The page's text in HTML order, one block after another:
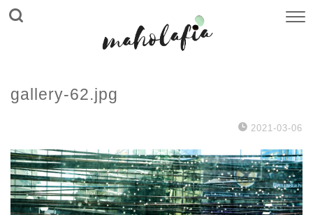
gallery-62.jpg
2021-03-06